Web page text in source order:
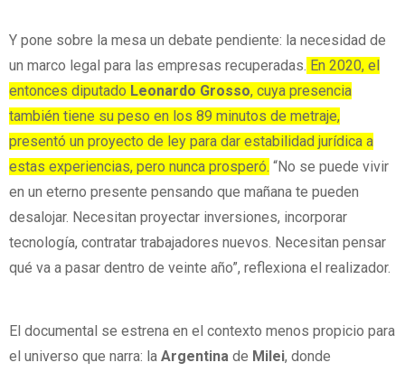
Y pone sobre la mesa un debate pendiente: la necesidad de
un marco legal para las empresas recuperadas. En 2020, el
entonces diputado Leonardo Grosso, cuya presencia
también tiene su peso en los 89 minutos de metraje,
presentó un proyecto de ley para dar estabilidad jurídica a
estas experiencias, pero nunca prosperó. “No se puede vivir
en un eterno presente pensando que mañana te pueden
desalojar. Necesitan proyectar inversiones, incorporar
tecnología, contratar trabajadores nuevos. Necesitan pensar
qué va a pasar dentro de veinte año”, reflexiona el realizador.
El documental se estrena en el contexto menos propicio para
el universo que narra: la Argentina de Milei, donde